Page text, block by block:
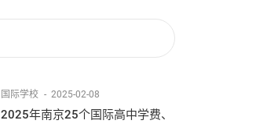
国际学校 - 2025-02-08
2025年南京25个国际高中学费、